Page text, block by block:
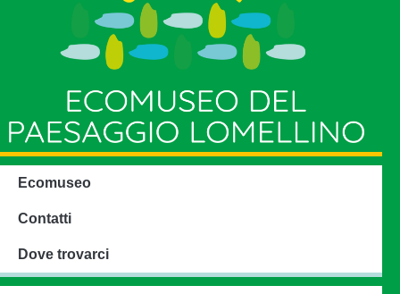
Ecomuseo
Contatti
Dove trovarci